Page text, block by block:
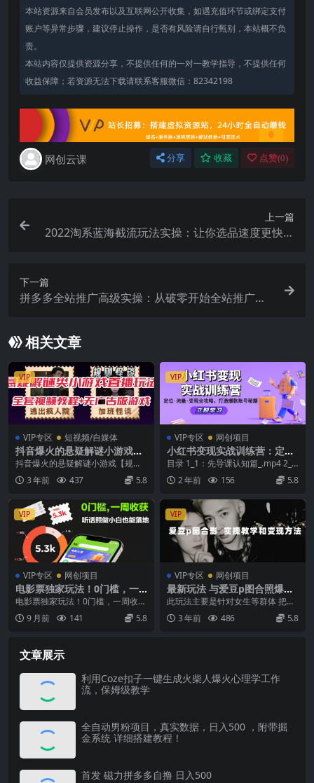
本站资源来自会员发布以及互联网公开收集，如遇充值环节或绑定支付
账户等异常步骤，建议停止操作，是否有风险请自行甄别，本站概不负
责。
本站内容仅提供资源分享，不提供任何的一对一教学指导，不提供任何
收益保障；若资源无法下载请联系客服微信：82342198
网创云课 分享 收藏 点赞(0)
上一篇
2022淘系蓝海截流玩法实操：让你选品速度更快，
下一篇
拼多多全站推广高级实操：从破零开始全站推广整
相关文章
VIP
VIP专区 短视频/自媒体
抖音爆火的悬疑解谜小游戏
【规则怪谈】无人直播玩法
【教程 游戏 工具软件
抖音爆火的悬疑解谜小游戏【规则
怪谈】无人直播玩法【含全套开播
教程 无广告版游戏 ...
3 年前 437 5.8
VIP
VIP专区 网创项目
小红书变现实战训练营：定位·
流量·变现全攻略，打造爆款账
号秘籍
目录 1_1：先导课认知篇_.mp4 2_2.
1：定位-第一部分：什么是定位_....
2 年前 156 5.8
VIP
VIP专区 网创项目
电影票独家玩法！0门槛，一
周收获5.3k，听话照做小白也
电影票独家玩法！0门槛，一周收获
5.3k，听话照做小白也能落地【揭
秘】 项目介绍...
9 月前 141 5.8
VIP
VIP专区 网创项目
最新玩法 与爱豆p图合照爆火
10分钟教会你 实操日入300
此玩法主要是针对女生等群体 把自
己的照片和爱豆的照片p在一起 对
有些女生非常有吸...
3 年前 486 5.8
文章展示
利用Coze扣子一键生成火柴人爆火心理学工作
流，保姆级教学
全自动男粉项目，真实数据，日入500 ，附带掘
金系统 详细搭建教程！
首发 磁力拼多多自撸 日入500